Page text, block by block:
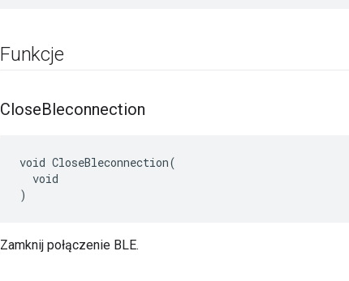
Funkcje
CloseBleconnection
void CloseBleconnection(
  void
)
Zamknij połączenie BLE.